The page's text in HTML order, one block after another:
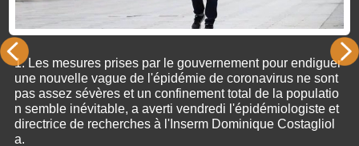
1. Les mesures prises par le gouvernement pour endiguer
une nouvelle vague de l'épidémie de coronavirus ne sont
pas assez sévères et un confinement total de la populatio
n semble inévitable, a averti vendredi l'épidémiologiste et
directrice de recherches à l'Inserm Dominique Costagliol
a.